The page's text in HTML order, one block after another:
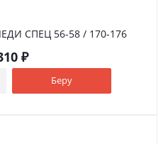
СПЕЦ 56-58 / 170-176
₽
Беру